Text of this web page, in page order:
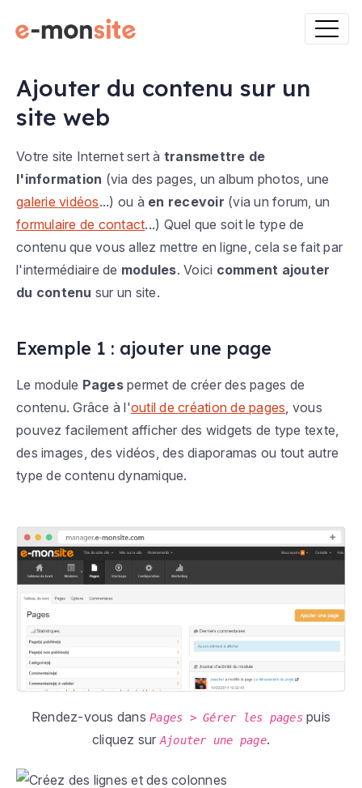
Ajouter du contenu sur un
site web
Votre site Internet sert à transmettre de
l'information (via des pages, un album photos, une
galerie vidéos...) ou à en recevoir (via un forum, un
formulaire de contact...) Quel que soit le type de
contenu que vous allez mettre en ligne, cela se fait par
l'intermédiaire de modules. Voici comment ajouter
du contenu sur un site.
Exemple 1 : ajouter une page
Le module Pagespermet de créer des pages de
contenu. Grâce à l'outil de création de pages , vous
pouvez facilement afficher des widgets de type texte,
des images, des vidéos, des diaporamas ou tout autre
type de contenu dynamique.
Rendez-vous dansPages > Gérer les pagespuis
cliquez surAjouter une page.